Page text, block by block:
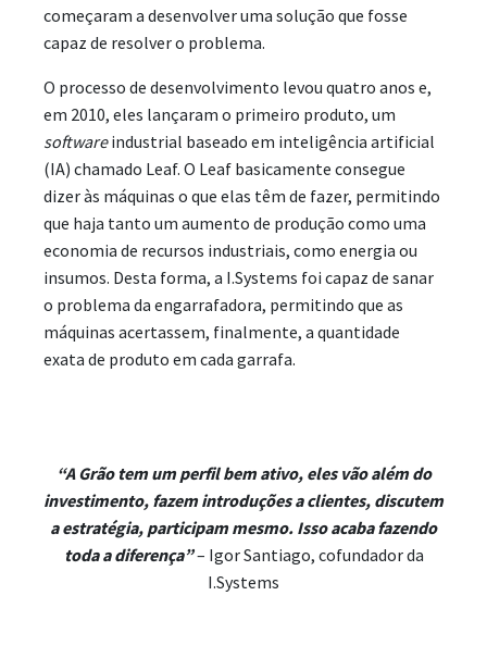
começaram a desenvolver uma solução que fosse
capaz de resolver o problema.
O processo de desenvolvimento levou quatro anos e,
em 2010, eles lançaram o primeiro produto, um
softwareindustrial baseado em inteligência artificial
(IA) chamado Leaf. O Leaf basicamente consegue
dizer às máquinas o que elas têm de fazer, permitindo
que haja tanto um aumento de produção como uma
economia de recursos industriais, como energia ou
insumos. Desta forma, a I.Systems foi capaz de sanar
o problema da engarrafadora, permitindo que as
máquinas acertassem, finalmente, a quantidade
exata de produto em cada garrafa.
“A Grão tem um perfil bem ativo, eles vão além do
investimento, fazem introduções a clientes, discutem
a estratégia, participam mesmo. Isso acaba fazendo
toda a diferença”– Igor Santiago, cofundador da
I.Systems